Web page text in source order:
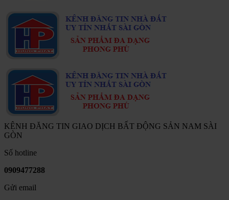
KÊNH ĐĂNG TIN GIAO DỊCH BẤT ĐỘNG SẢN NAM SÀI
GÒN
Số hotline
0909477288
Gửi email